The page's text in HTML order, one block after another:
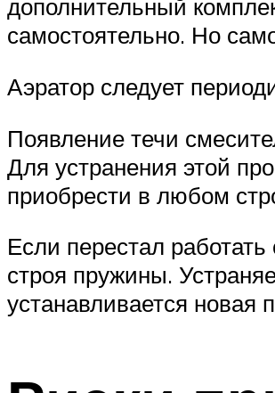
дополнительный
самостоятельно. Но
Аэратор следует
Появление течи
Для устранения этой
приобрести в любом
Если перестал
строя пружины.
устанавливается новая